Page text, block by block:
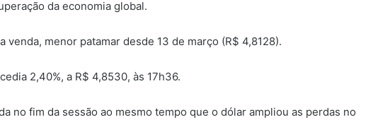
da economia global.
venda, menor patamar desde 13 de março (R$ 4,8128).
2,40%, a R$ 4,8530, às 17h36.
no fim da sessão ao mesmo tempo que o dólar ampliou as perdas no